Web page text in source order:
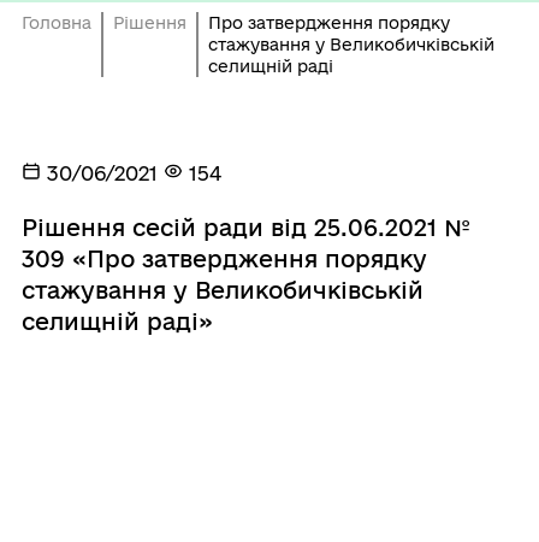
Головна Рішення
Про затвердження порядку
стажування у Великобичківській
селищній раді
30/06/2021 154
Рішення сесій ради від 25.06.2021 №
309 «Про затвердження порядку
стажування у Великобичківській
селищній раді»